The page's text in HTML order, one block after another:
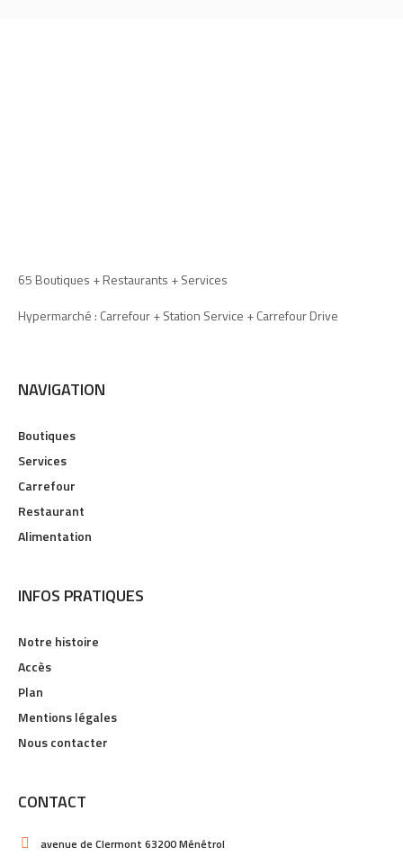
65 Boutiques + Restaurants + Services
Hypermarché : Carrefour + Station Service + Carrefour Drive
NAVIGATION
Boutiques
Services
Carrefour
Restaurant
Alimentation
INFOS PRATIQUES
Notre histoire
Accès
Plan
Mentions légales
Nous contacter
CONTACT